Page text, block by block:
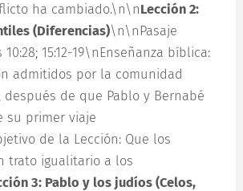
ha cambiado.\n\nLección 2:
(Diferencias)\n\nPasaje
15:12-19\nEnseñanza bíblica:
admitidos por la comunidad
de que Pablo y Bernabé
su primer viaje
de la Lección: Que los
trato igualitario a los
3: Pablo y los judíos (Celos,